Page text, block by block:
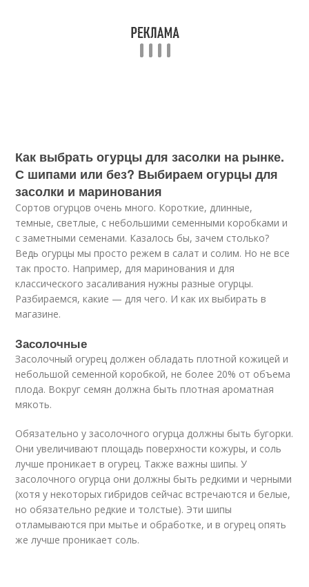
Как выбрать огурцы для засолки на рынке.
С шипами или без? Выбираем огурцы для
засолки и маринования
Сортов огурцов очень много. Короткие, длинные,
темные, светлые, с небольшими семенными коробками и
с заметными семенами. Казалось бы, зачем столько?
Ведь огурцы мы просто режем в салат и солим. Но не все
так просто. Например, для маринования и для
классического засаливания нужны разные огурцы.
Разбираемся, какие — для чего. И как их выбирать в
магазине.
Засолочные
Засолочный огурец должен обладать плотной кожицей и
небольшой семенной коробкой, не более 20% от объема
плода. Вокруг семян должна быть плотная ароматная
мякоть.
Обязательно у засолочного огурца должны быть бугорки.
Они увеличивают площадь поверхности кожуры, и соль
лучше проникает в огурец. Также важны шипы. У
засолочного огурца они должны быть редкими и черными
(хотя у некоторых гибридов сейчас встречаются и белые,
но обязательно редкие и толстые). Эти шипы
отламываются при мытье и обработке, и в огурец опять
же лучше проникает соль.